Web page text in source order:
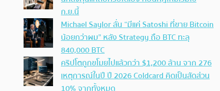
ก.ย.นี้
Michael Saylor ลั่น “มีแค่ Satoshi ที่ขาย Bitcoin
น้อยกว่าผม” หลัง Strategy ถือ BTC ทะลุ
840,000 BTC
คริปโตถูกขโมยไปแล้วกว่า $1,200 ล้าน จาก 276
เหตุการณ์ในปี ปี 2026 Coldcard คิดเป็นสัดส่วน
10% จากทั้งหมด